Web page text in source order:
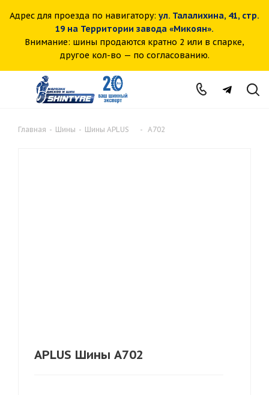
Адрес для проезда по навигатору: ул. Талалихина, 41, стр.
19 на Территории завода «Микоян».
Внимание: шины продаются кратно 2 или в спарке,
другое кол-во — по согласованию.
Главная - Шины - Шины APLUS - A702
APLUS Шины A702